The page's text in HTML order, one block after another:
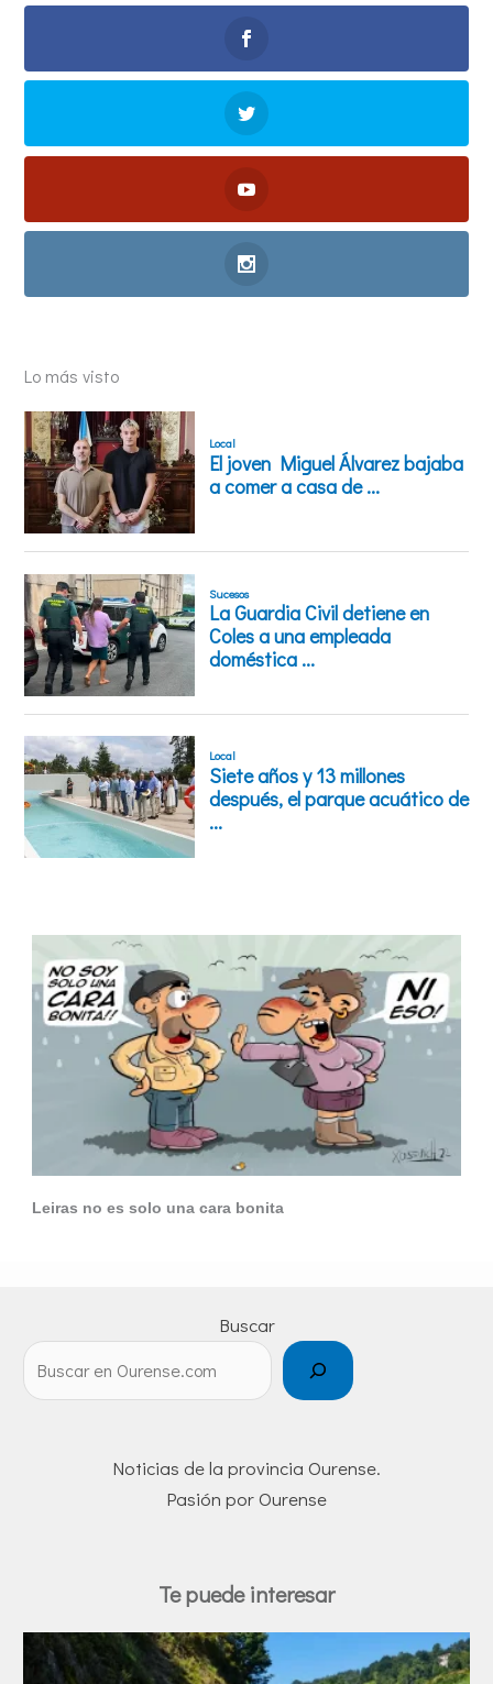
Lo más visto
Leiras no es solo una cara bonita
Buscar
Noticias de la provincia Ourense.
Pasión por Ourense
Te puede interesar